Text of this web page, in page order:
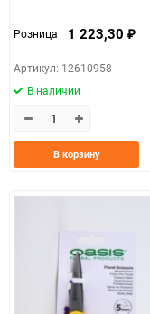
Розница 1 223,30 ₽
Артикул: 12610958
В наличии
В корзину